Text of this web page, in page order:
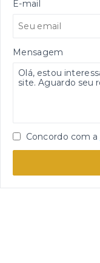
E-mail
Mensagem
Concordo com a